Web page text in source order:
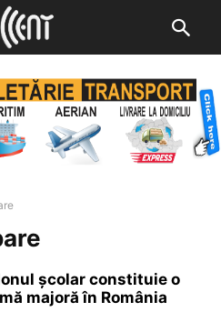
școlar constituie o
majoră în România